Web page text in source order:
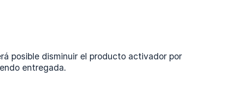
posible disminuir el producto activador por
entregada.